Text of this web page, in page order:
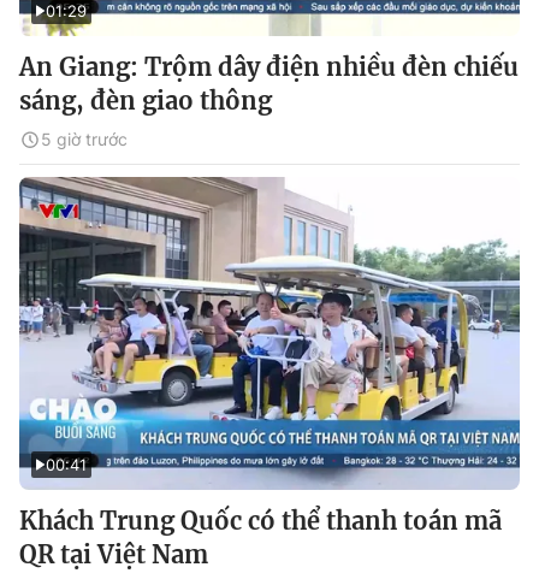
01:29
An Giang: Trộm dây điện nhiều đèn chiếu
sáng, đèn giao thông
5 giờ trước
00:41
Khách Trung Quốc có thể thanh toán mã
QR tại Việt Nam